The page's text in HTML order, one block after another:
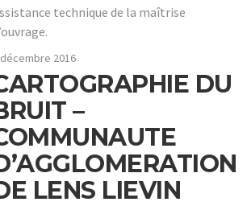
technique de la maîtrise
2016
DU
–
LENS LIEVIN